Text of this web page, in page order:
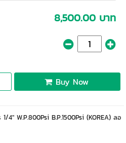
8,500.00 บาท
Buy Now
4″ W.P.800Psi B.P.1500Psi (KOREA) ลอ